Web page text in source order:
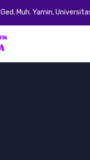
Ged. Muh. Yamin,